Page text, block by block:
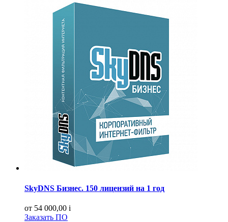
SkyDNS Бизнес. 150 лицензий на 1 год
от 54 000,00 i
Заказать ПО